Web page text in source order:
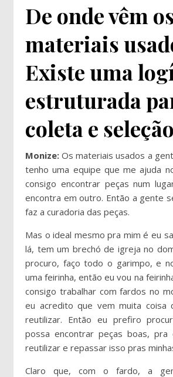
De onde vêm
materiais
Existe uma
estruturada
coleta e
Monize: Os materiais usados a
tenho uma equipe que me ajuda
consigo encontrar peças num
encontra em outro. Então a gente
faz a curadoria das peças.
Mas o ideal mesmo pra mim é eu
lá, tem um brechó de igreja no
procuro, faço todo o garimpo, e
uma feirinha, então eu vou na
consigo trabalhar com fardos no
eu acredito que vem muita coisa
reutilizar. Então eu prefiro
possa encontrar peças boas, pra
reutilizar e repassar isso pras
Claro que, com o fardo, a